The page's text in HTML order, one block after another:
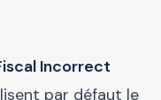
Incorrect
par défaut le